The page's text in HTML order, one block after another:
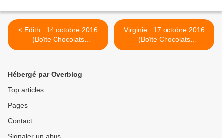
< Edith : 14 octobre 2016
(Boîte Chocolats
Anniversaire)
Virginie : 17 octobre 2016
(Boîte Chocolats
Anniversaire) >
Hébergé par Overblog
Top articles
Pages
Contact
Signaler un abus